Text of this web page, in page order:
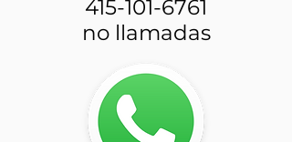
415-101-6761
no llamadas